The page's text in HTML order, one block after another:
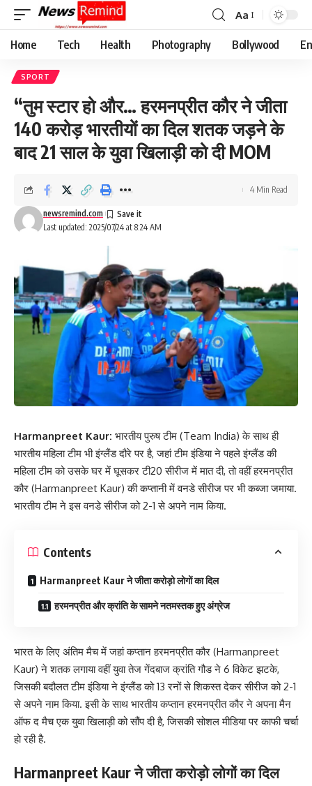
Font
Resizer
Aa
Home Tech Health Photography Bollywood
SPORT
“तुम स्टार हो और… हरमनप्रीत कौर ने जीता
140 करोड़ भारतीयों का दिल शतक जड़ने के
बाद 21 साल के युवा खिलाड़ी को दी MOM
Last updated: 2025/07/24 at 8:24 AM
newsremind.com
4 Min Read
Harmanpreet Kaur: भारतीय पुरुष टीम (Team India) के साथ ही
भारतीय महिला टीम भी इंग्लैंड दौरे पर है, जहां टीम इंडिया ने पहले इंग्लैंड की
महिला टीम को उसके घर में घूसकर टी20 सीरीज में मात दी, तो वहीं हरमनप्रीत
कौर (Harmanpreet Kaur) की कप्तानी में वनडे सीरीज पर भी कब्जा जमाया.
भारतीय टीम ने इस वनडे सीरीज को 2-1 से अपने नाम किया.
Contents
Harmanpreet Kaur ने जीता करोड़ो लोगों का दिल
हरमनप्रीत और क्रांति के सामने नतमस्तक हुए अंग्रेज
भारत के लिए अंतिम मैच में जहां कप्तान हरमनप्रीत कौर (Harmanpreet
Kaur) ने शतक लगाया वहीं युवा तेज गेंदबाज क्रांति गौड ने 6 विकेट झटके,
जिसकी बदौलत टीम इंडिया ने इंग्लैंड को 13 रनों से शिकस्त देकर सीरीज को 2-1
से अपने नाम किया. इसी के साथ भारतीय कप्तान हरमनप्रीत कौर ने अपना मैन
ऑफ द मैच एक युवा खिलाड़ी को सौंप दी है, जिसकी सोशल मीडिया पर काफी चर्चा
हो रही है.
Harmanpreet Kaur ने जीता करोड़ो लोगों का दिल